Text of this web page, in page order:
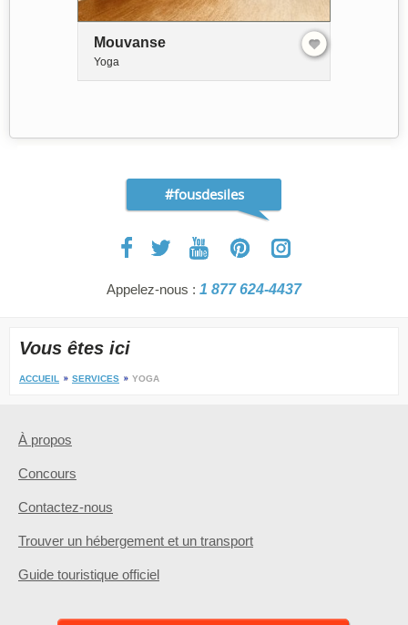
Mouvanse
Yoga
#fousdesiles
Appelez-nous : 1 877 624-4437
Vous êtes ici
ACCUEIL SERVICES YOGA
À propos
Concours
Contactez-nous
Trouver un hébergement et un transport
Guide touristique officiel